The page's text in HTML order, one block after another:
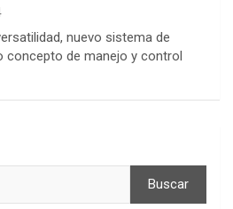
nuevo sistema de
concepto de manejo y control
Buscar